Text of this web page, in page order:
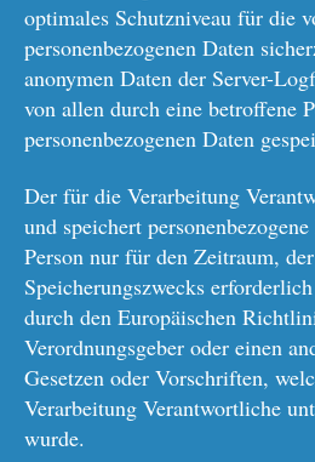
optimales Schutzniveau für die
personenbezogenen Daten
anonymen Daten der Server-
von allen durch eine betroffene
personenbezogenen Daten
Der für die Verarbeitung
und speichert
Person nur für den Zeitraum,
Speicherungszwecks
durch den Europäischen
Verordnungsgeber oder einen
Gesetzen oder Vorschriften,
Verarbeitung Verantwortliche
wurde.